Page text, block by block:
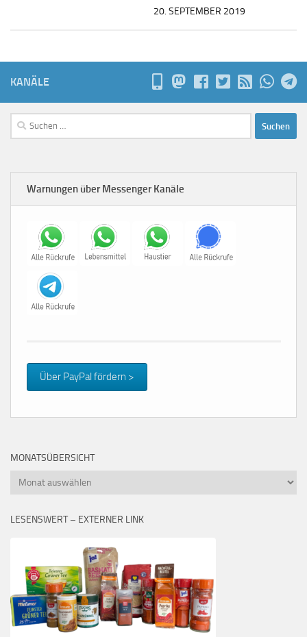
20. SEPTEMBER 2019
KANÄLE
Suchen
nach:
Warnungen über Messenger Kanäle
Über PayPal fördern >
MONATSÜBERSICHT
Monatsübersicht
LESENSWERT – EXTERNER LINK